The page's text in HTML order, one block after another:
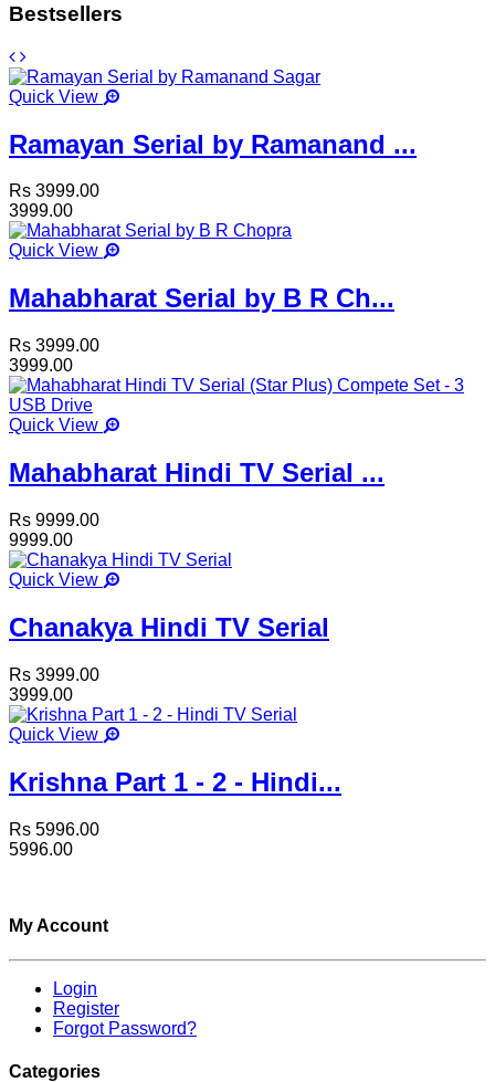
Bestsellers
Quick View
Ramayan Serial by Ramanand ...
Rs 3999.00
3999.00
Quick View
Mahabharat Serial by B R Ch...
Rs 3999.00
3999.00
Quick View
Mahabharat Hindi TV Serial ...
Rs 9999.00
9999.00
Quick View
Chanakya Hindi TV Serial
Rs 3999.00
3999.00
Quick View
Krishna Part 1 - 2 - Hindi...
Rs 5996.00
5996.00
My Account
Login
Register
Forgot Password?
Categories